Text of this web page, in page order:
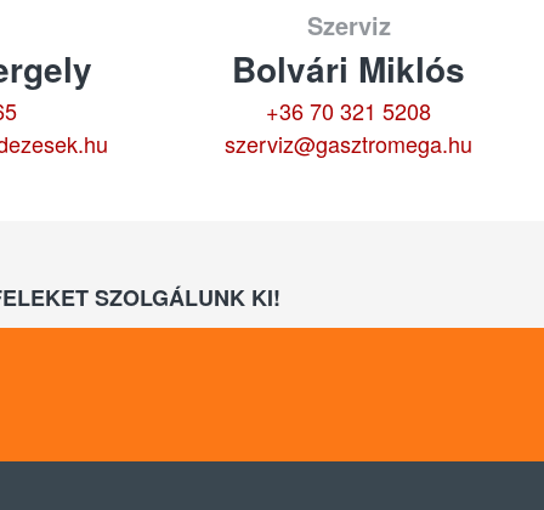
Szerviz
Bolvári Miklós
+36 70 321 5208
szerviz@gasztromega.hu
SZOLGÁLUNK KI!